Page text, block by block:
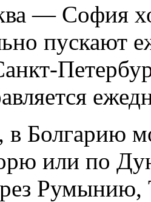
— София
пускают
в Болгарию
или по